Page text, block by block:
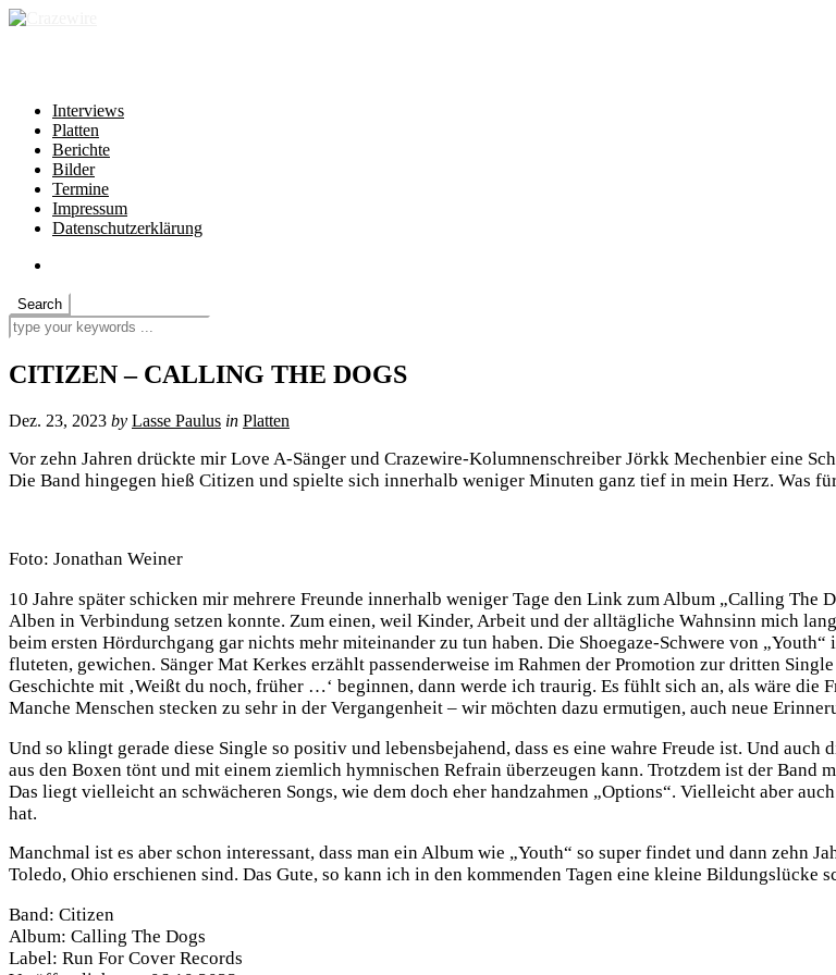
Interviews
Platten
Berichte
Bilder
Termine
Impressum
Datenschutzerklärung
CITIZEN – CALLING THE DOGS
Dez. 23, 2023 by Lasse Paulus in Platten
Vor zehn Jahren drückte mir Love A-Sänger und Crazewire-Kolumnenschreiber Jörkk Mechenbier eine
Die Band hingegen hieß Citizen und spielte sich innerhalb weniger Minuten ganz tief in mein Herz. Was
Foto: Jonathan Weiner
10 Jahre später schicken mir mehrere Freunde innerhalb weniger Tage den Link zum Album „Calling The
Alben in Verbindung setzen konnte. Zum einen, weil Kinder, Arbeit und der alltägliche Wahnsinn mich
beim ersten Hördurchgang gar nichts mehr miteinander zu tun haben. Die Shoegaze-Schwere von
fluteten, gewichen. Sänger Mat Kerkes erzählt passenderweise im Rahmen der Promotion zur dritten
Geschichte mit ‚Weißt du noch, früher …‘ beginnen, dann werde ich traurig. Es fühlt sich an, als wäre die
Manche Menschen stecken zu sehr in der Vergangenheit – wir möchten dazu ermutigen, auch neue
Und so klingt gerade diese Single so positiv und lebensbejahend, dass es eine wahre Freude ist. Und
aus den Boxen tönt und mit einem ziemlich hymnischen Refrain überzeugen kann. Trotzdem ist der Band
Das liegt vielleicht an schwächeren Songs, wie dem doch eher handzahmen „Options“. Vielleicht aber
hat.
Manchmal ist es aber schon interessant, dass man ein Album wie „Youth“ so super findet und dann zehn
Toledo, Ohio erschienen sind. Das Gute, so kann ich in den kommenden Tagen eine kleine Bildungslücke
Band: Citizen
Album: Calling The Dogs
Label: Run For Cover Records